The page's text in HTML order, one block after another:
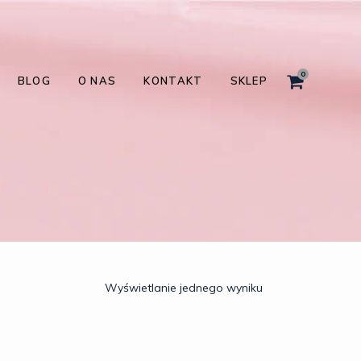
0
BLOG O NAS KONTAKT SKLEP
Wyświetlanie jednego wyniku